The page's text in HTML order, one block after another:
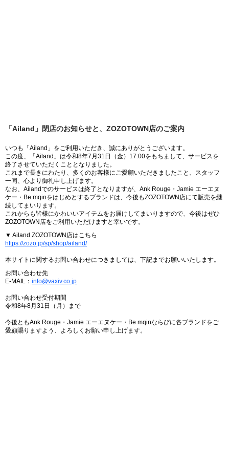
「Ailand」閉店のお知らせと、ZOZOTOWN店のご案内
いつも「Ailand」をご利用いただき、誠にありがとうございます。
この度、「Ailand」は令和8年7月31日（金）17:00をもちまして、サービスを
終了させていただくこととなりました。
これまで長きにわたり、多くのお客様にご愛顧いただきましたこと、スタッフ
一同、心より御礼申し上げます。
なお、Ailandでのサービスは終了となりますが、Ank Rouge・Jamie エーエヌ
ケー・Be mqinをはじめとするブランドは、今後もZOZOTOWN店にて販売を継
続してまいります。
これからも皆様にかわいいアイテムをお届けしてまいりますので、今後はぜひ
ZOZOTOWN店をご利用いただけますと幸いです。
▼ Ailand ZOZOTOWN店はこちら
https://zozo.jp/sp/shop/ailand/
本サイトに関するお問い合わせにつきましては、下記までお願いいたします。
お問い合わせ先
E-MAIL： info@vaxiv.co.jp
お問い合わせ受付期間
令和8年8月31日（月）まで
今後ともAnk Rouge・Jamie エーエヌケー・Be mqinならびに各ブランドをご
愛顧賜りますよう、よろしくお願い申し上げます。